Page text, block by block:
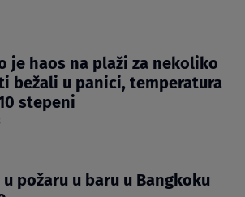
je haos na plaži za nekoliko
bežali u panici, temperatura
stepeni
požaru u baru u Bangkoku